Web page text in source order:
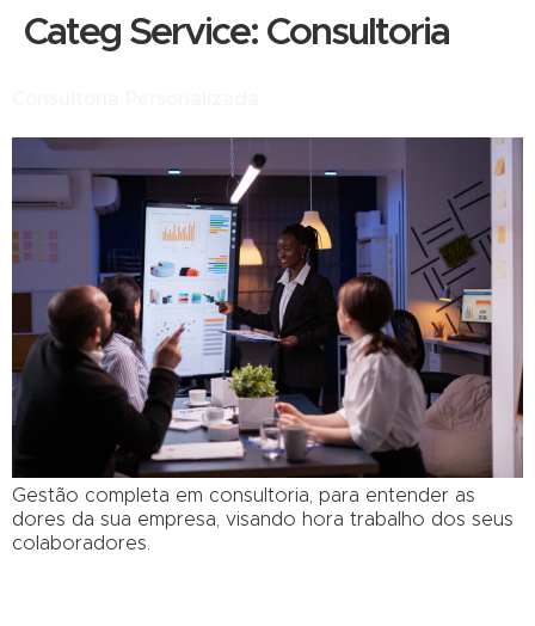
Categ Service: Consultoria
Gestão completa em consultoria, para entender as
dores da sua empresa, visando hora trabalho dos seus
colaboradores.